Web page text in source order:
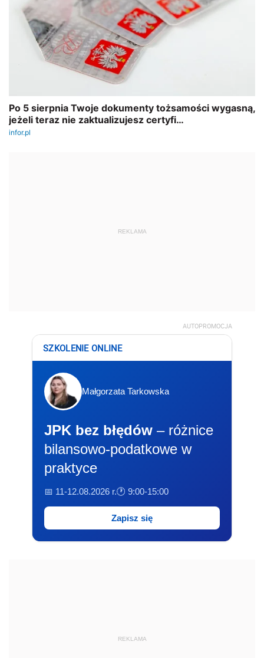
REKLAMA
AUTOPROMOCJA
SZKOLENIE ONLINE
Małgorzata Tarkowska
JPK bez błędów – różnice
bilansowo-podatkowe w
praktyce
📅 11-12.08.2026 r.🕐 9:00-15:00
Zapisz się
REKLAMA